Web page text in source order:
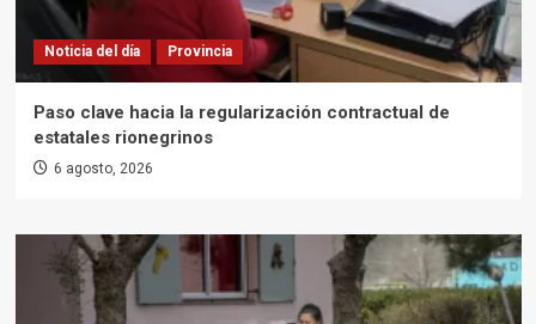
Noticia del día Provincia
Paso clave hacia la regularización contractual de
estatales rionegrinos
6 agosto, 2026